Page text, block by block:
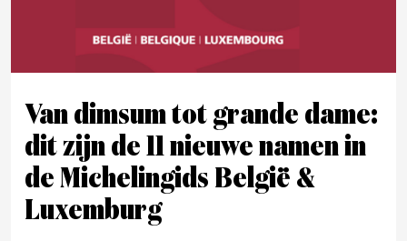
Van dimsum tot grande dame:
dit zijn de 11 nieuwe namen in
de Michelingids België &
Luxemburg